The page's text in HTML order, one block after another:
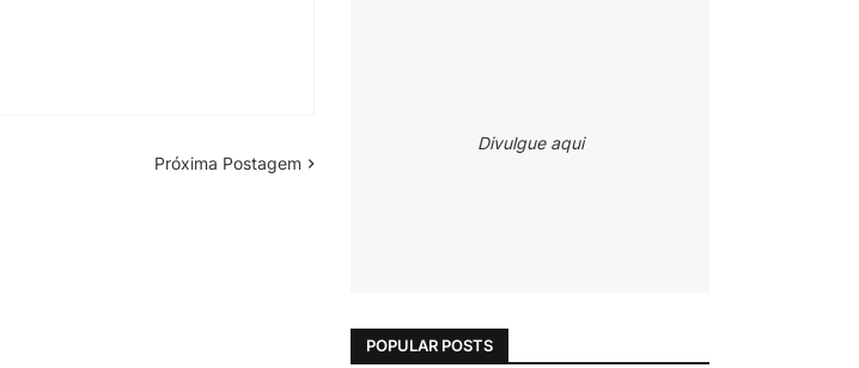
Próxima Postagem
Divulgue aqui
POPULAR POSTS